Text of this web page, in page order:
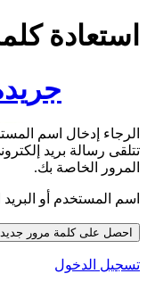
استعادة
الرجاء إدخال اسم
تتلقى رسالة بريد
المرور الخاصة بك.
اسم المستخدم أو البريد
تسجيل الدخول